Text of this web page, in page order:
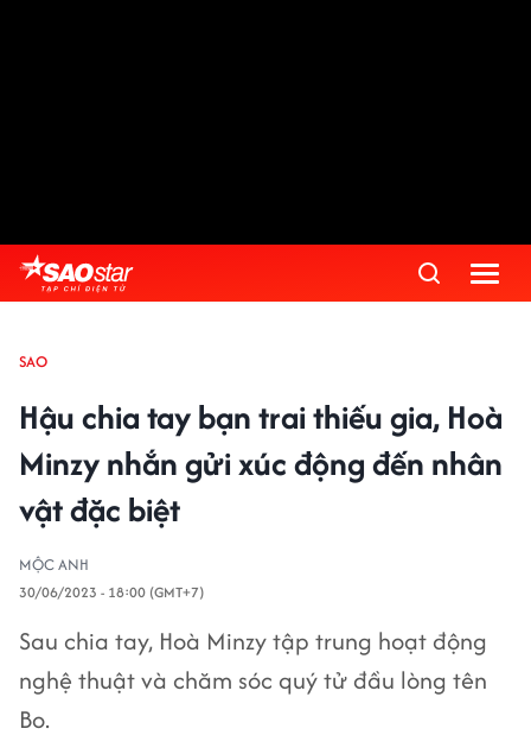
SAO
Hậu chia tay bạn trai thiếu gia, Hoà
Minzy nhắn gửi xúc động đến nhân
vật đặc biệt
MỘC ANH
30/06/2023 - 18:00 (GMT+7)
Sau chia tay, Hoà Minzy tập trung hoạt động
nghệ thuật và chăm sóc quý tử đầu lòng tên
Bo.